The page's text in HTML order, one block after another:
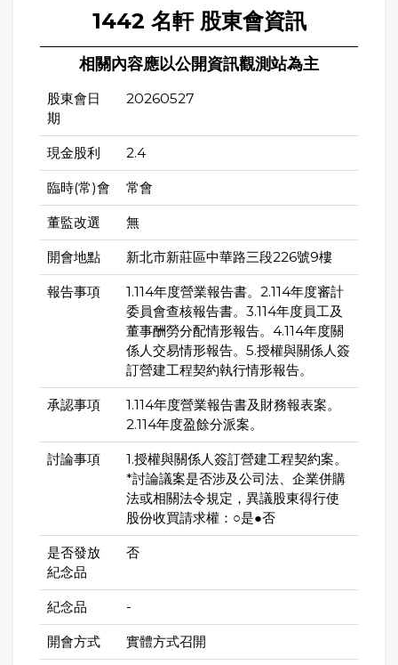
1442 名軒 股東會資訊
相關內容應以公開資訊觀測站為主
股東會日
期
20260527
現金股利 2.4
臨時(常)會 常會
董監改選 無
開會地點 新北市新莊區中華路三段226號9樓
報告事項
1.114年度營業報告書。2.114年度審計
委員會查核報告書。3.114年度員工及
董事酬勞分配情形報告。4.114年度關
係人交易情形報告。5.授權與關係人簽
訂營建工程契約執行情形報告。
承認事項
1.114年度營業報告書及財務報表案。
2.114年度盈餘分派案。
討論事項
1.授權與關係人簽訂營建工程契約案。
*討論議案是否涉及公司法、企業併購
法或相關法令規定，異議股東得行使
股份收買請求權：○是●否
是否發放
紀念品
否
紀念品 -
開會方式 實體方式召開